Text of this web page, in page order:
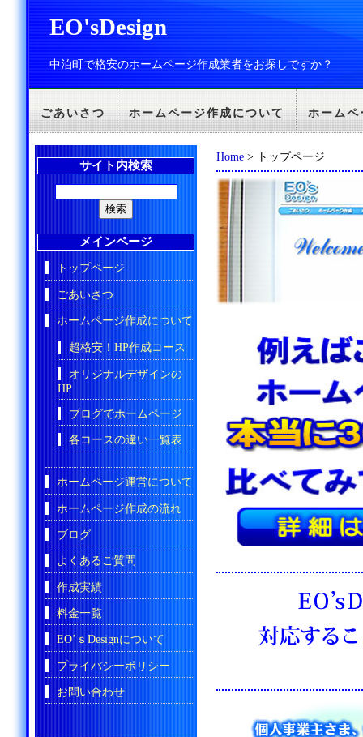
EO'sDesign
中泊町で格安のホームページ作成業者をお探しですか？
ごあいさつ ホームページ作成について ホームペ
Home > トップページ
サイト内検索
メインページ
トップページ
ごあいさつ
ホームページ作成について
超格安！HP作成コース
オリジナルデザインの
HP
ブログでホームページ
各コースの違い一覧表
ホームページ運営について
ホームページ作成の流れ
ブログ
よくあるご質問
作成実績
料金一覧
EO’ｓDesignについて
プライバシーポリシー
お問い合わせ